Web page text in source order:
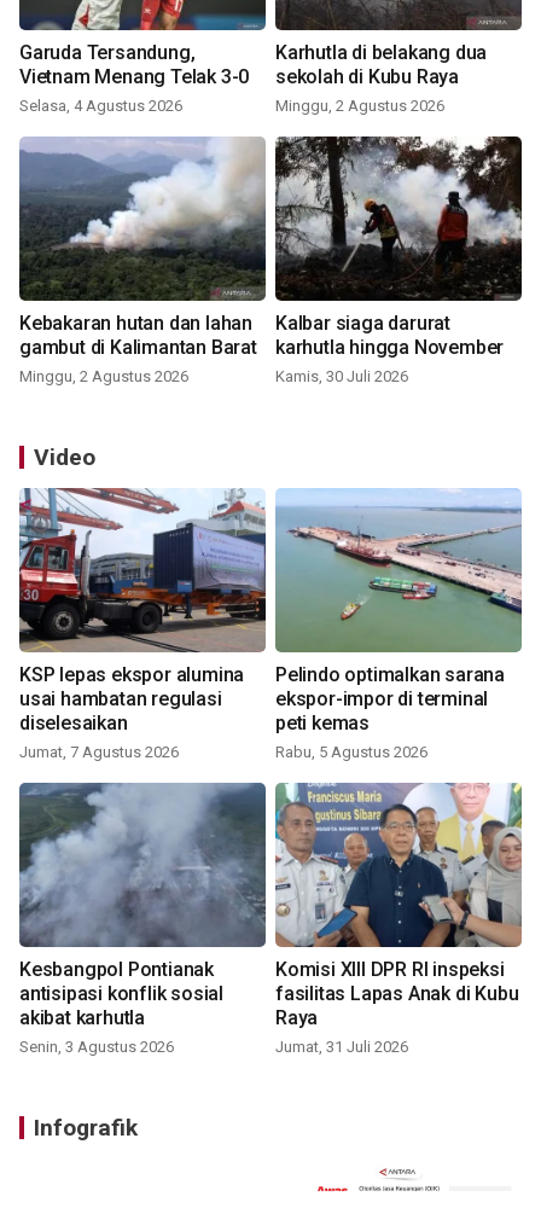
Garuda Tersandung,
Vietnam Menang Telak 3-0
Selasa, 4 Agustus 2026
Karhutla di belakang dua
sekolah di Kubu Raya
Minggu, 2 Agustus 2026
Kebakaran hutan dan lahan
gambut di Kalimantan Barat
Minggu, 2 Agustus 2026
Kalbar siaga darurat
karhutla hingga November
Kamis, 30 Juli 2026
Video
KSP lepas ekspor alumina
usai hambatan regulasi
diselesaikan
Jumat, 7 Agustus 2026
Pelindo optimalkan sarana
ekspor-impor di terminal
peti kemas
Rabu, 5 Agustus 2026
Kesbangpol Pontianak
antisipasi konflik sosial
akibat karhutla
Senin, 3 Agustus 2026
Komisi XIII DPR RI inspeksi
fasilitas Lapas Anak di Kubu
Raya
Jumat, 31 Juli 2026
Infografik